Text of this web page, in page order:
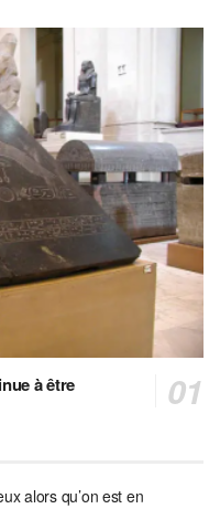
à être
alors qu’on est en